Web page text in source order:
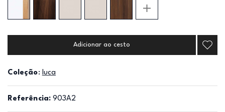
Adicionar ao cesto
Coleção: luca
Referência: 903A2